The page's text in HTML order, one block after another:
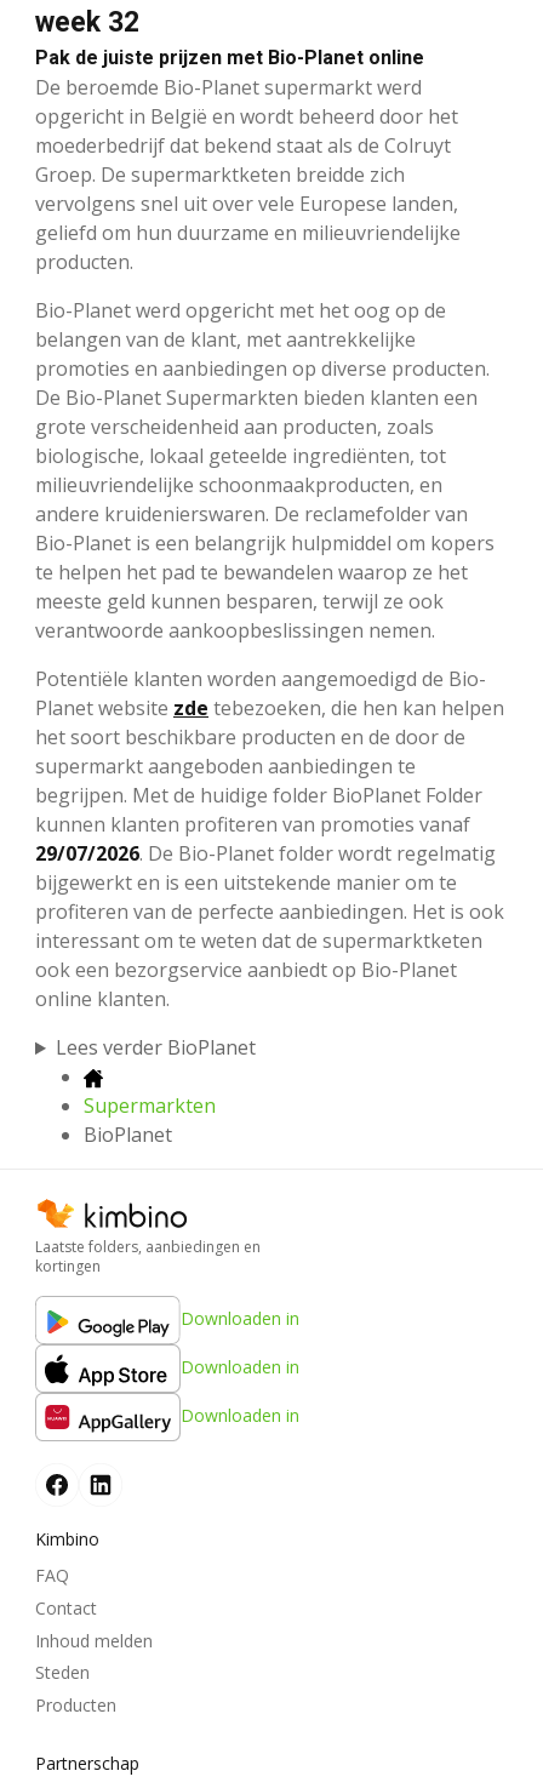
week 32
Pak de juiste prijzen met Bio-Planet online
De beroemde Bio-Planet supermarkt werd
opgericht in België en wordt beheerd door het
moederbedrijf dat bekend staat als de Colruyt
Groep. De supermarktketen breidde zich
vervolgens snel uit over vele Europese landen,
geliefd om hun duurzame en milieuvriendelijke
producten.
Bio-Planet werd opgericht met het oog op de
belangen van de klant, met aantrekkelijke
promoties en aanbiedingen op diverse producten.
De Bio-Planet Supermarkten bieden klanten een
grote verscheidenheid aan producten, zoals
biologische, lokaal geteelde ingrediënten, tot
milieuvriendelijke schoonmaakproducten, en
andere kruidenierswaren. De reclamefolder van
Bio-Planet is een belangrijk hulpmiddel om kopers
te helpen het pad te bewandelen waarop ze het
meeste geld kunnen besparen, terwijl ze ook
verantwoorde aankoopbeslissingen nemen.
Potentiële klanten worden aangemoedigd de Bio-
Planet website zde tebezoeken, die hen kan helpen
het soort beschikbare producten en de door de
supermarkt aangeboden aanbiedingen te
begrijpen. Met de huidige folder BioPlanet Folder
kunnen klanten profiteren van promoties vanaf
29/07/2026. De Bio-Planet folder wordt regelmatig
bijgewerkt en is een uitstekende manier om te
profiteren van de perfecte aanbiedingen. Het is ook
interessant om te weten dat de supermarktketen
ook een bezorgservice aanbiedt op Bio-Planet
online klanten.
Lees verder BioPlanet
Supermarkten
BioPlanet
Laatste folders, aanbiedingen en
kortingen
Downloaden in
Downloaden in
Downloaden in
Kimbino
FAQ
Contact
Inhoud melden
Steden
Producten
Partnerschap